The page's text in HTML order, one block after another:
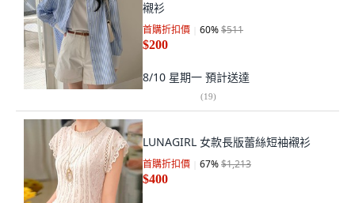
襯衫
首購折扣價 60%$511
$200
8/10 星期一 預計送達
(19)
LUNAGIRL 女款長版蕾絲短袖襯衫
首購折扣價 67%$1,213
$400